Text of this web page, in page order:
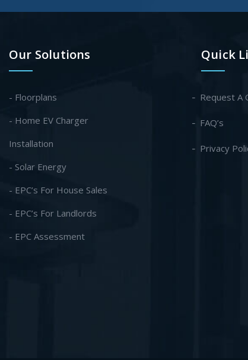
Our Solutions
- Floorplans
- Home EV Charger
Installation
- Solar Energy
- EPC’s For House Sales
- EPC’s For Landlords
- EPC Assessment
Quick
Request A
FAQ’s
Privacy